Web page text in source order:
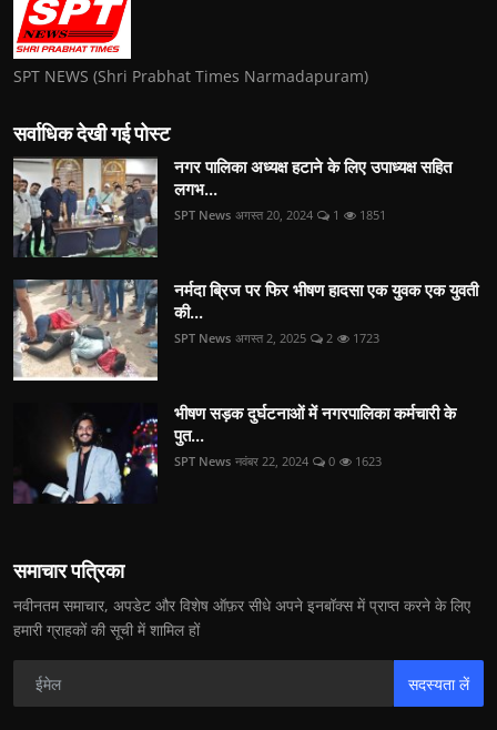
SPT NEWS (Shri Prabhat Times Narmadapuram)
सर्वाधिक देखी गई पोस्ट
नगर पालिका अध्यक्ष हटाने के लिए उपाध्यक्ष सहित
लगभ...
SPT News अगस्त 20, 2024 1 1851
नर्मदा ब्रिज पर फिर भीषण हादसा एक युवक एक युवती
की...
SPT News अगस्त 2, 2025 2 1723
भीषण सड़क दुर्घटनाओं में नगरपालिका कर्मचारी के
पुत...
SPT News नवंबर 22, 2024 0 1623
समाचार पत्रिका
नवीनतम समाचार, अपडेट और विशेष ऑफ़र सीधे अपने इनबॉक्स में प्राप्त करने के लिए
हमारी ग्राहकों की सूची में शामिल हों
सदस्यता लें